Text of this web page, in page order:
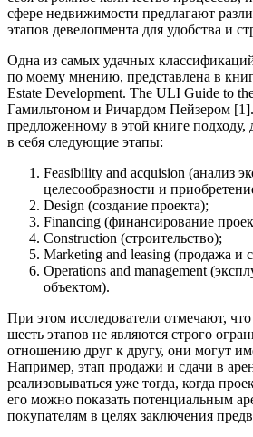
сфере недвижимости предлагают
этапов девелопмента для удобства и
Одна из самых удачных
по моему мнению, представлена в
Estate Development. The ULI Guide to
Гамильтоном и Ричардом Пейзером
предложенному в этой книге подходу,
в себя следующие этапы:
Feasibility and acquision (анализ
целесообразности и
Design (создание проекта);
Financing (финансирование
Construction (строительство);
Marketing and leasing (продажа и
Operations and management
объектом).
При этом исследователи отмечают,
шесть этапов не являются строго
отношению друг к другу, они могут
Например, этап продажи и сдачи в
реализовываться уже тогда, когда
его можно показать потенциальным
покупателям в целях заключения